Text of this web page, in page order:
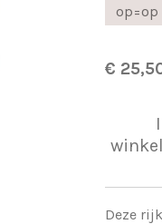
op=op
€
Deze